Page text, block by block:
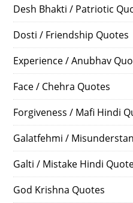
Desh Bhakti / Patriotic
Dosti / Friendship Quotes
Experience / Anubhav
Face / Chehra Quotes
Forgiveness / Mafi Hindi
Galatfehmi /
Galti / Mistake Hindi
God Krishna Quotes